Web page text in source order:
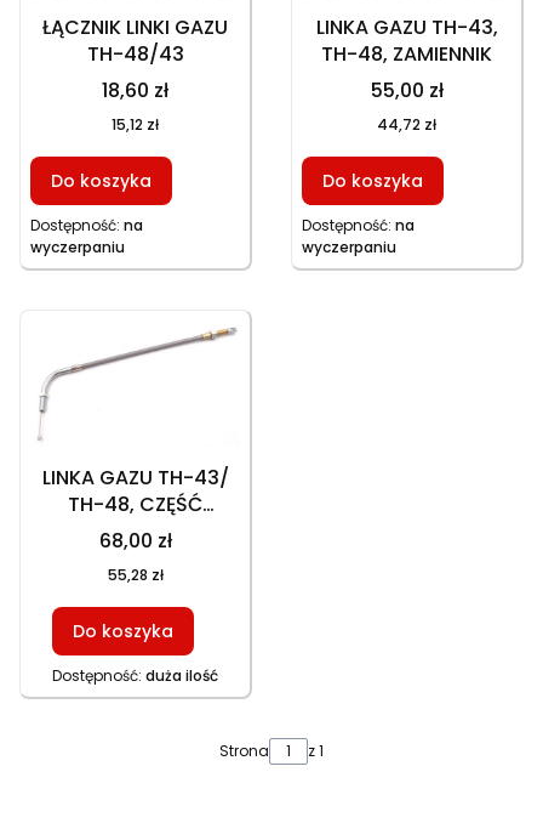
ŁĄCZNIK LINKI GAZU
TH-48/43
18,60 zł
15,12 zł
Do koszyka
Dostępność: na
wyczerpaniu
LINKA GAZU TH-43,
TH-48, ZAMIENNIK
55,00 zł
44,72 zł
Do koszyka
Dostępność: na
wyczerpaniu
LINKA GAZU TH-43/
TH-48, CZĘŚĆ
ORYGINALNA
68,00 zł
55,28 zł
Do koszyka
Dostępność: duża ilość
Strona z 1